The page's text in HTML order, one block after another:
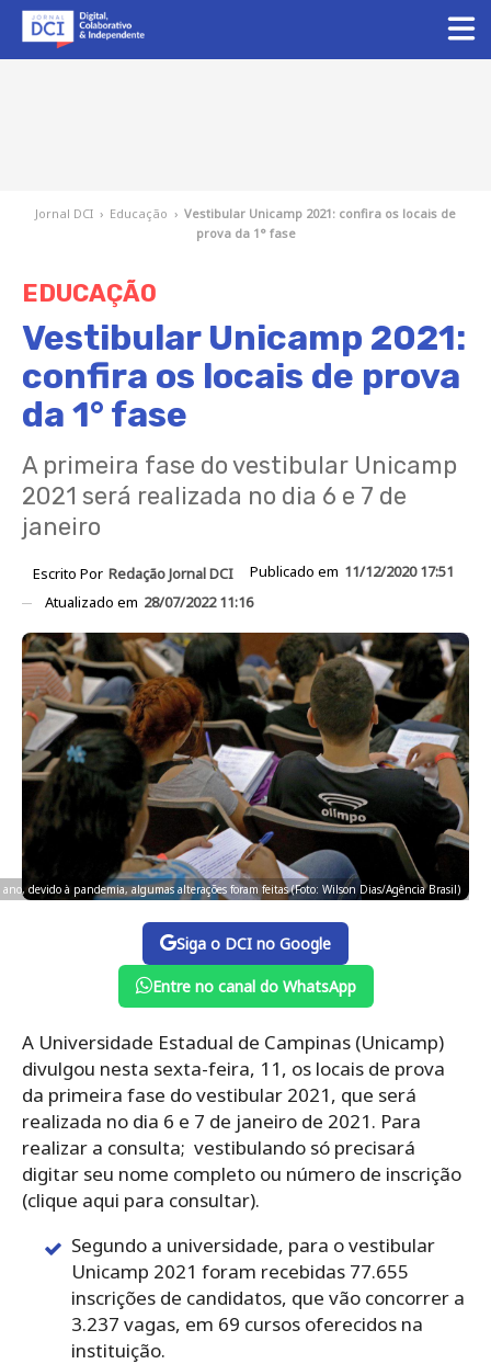
Jornal DCI › Educação › Vestibular Unicamp 2021: confira os locais de
prova da 1° fase
EDUCAÇÃO
Vestibular Unicamp 2021:
confira os locais de prova
da 1° fase
A primeira fase do vestibular Unicamp
2021 será realizada no dia 6 e 7 de
janeiro
Escrito Por Redação Jornal DCI Publicado em 11/12/2020 17:51
Atualizado em 28/07/2022 11:16
devido à pandemia, algumas alterações foram feitas (Foto: Wilson Dias/Agência Brasil)
Siga o DCI no Google
Entre no canal do WhatsApp
A Universidade Estadual de Campinas (Unicamp)
divulgou nesta sexta-feira, 11, os locais de prova
da primeira fase do vestibular 2021, que será
realizada no dia 6 e 7 de janeiro de 2021. Para
realizar a consulta; vestibulando só precisará
digitar seu nome completo ou número de inscrição
(clique aqui para consultar).
Segundo a universidade, para o vestibular
Unicamp 2021 foram recebidas 77.655
inscrições de candidatos, que vão concorrer a
3.237 vagas, em 69 cursos oferecidos na
instituição.